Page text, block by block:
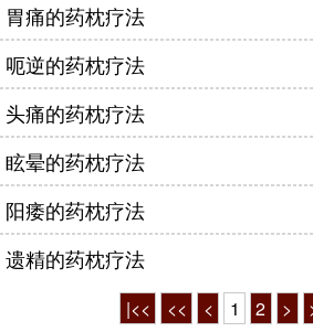
胃痛的药枕疗法
呃逆的药枕疗法
头痛的药枕疗法
眩晕的药枕疗法
阳痿的药枕疗法
遗精的药枕疗法
|<< << < 1 2 >